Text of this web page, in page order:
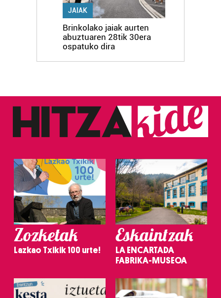
JAIAK
Brinkolako jaiak aurten
abuztuaren 28tik 30era
ospatuko dira
Zozketak
Lazkao Txikik 100 urte!
Eskaintzak
LA ENCARTADA
FABRIKA-MUSEOA